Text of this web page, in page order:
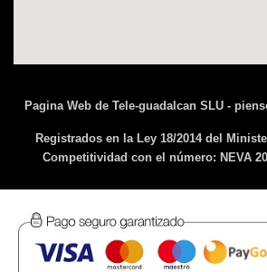
Pagina Web de Tele-guadalcan SLU -
Registrados en la Ley 18/2014 del
Competitividad con el número: NEVA